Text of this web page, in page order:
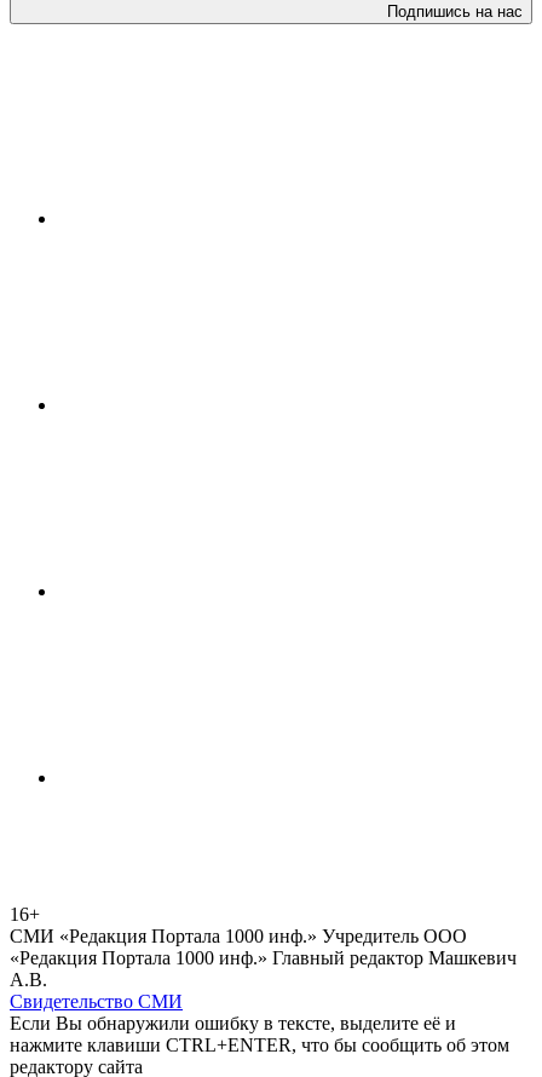
Подпишись на нас
16+
СМИ «Редакция Портала 1000 инф.» Учредитель ООО
«Редакция Портала 1000 инф.» Главный редактор Машкевич
А.В.
Свидетельство СМИ
Если Вы обнаружили ошибку в тексте, выделите её и
нажмите клавиши CTRL+ENTER, что бы сообщить об этом
редактору сайта